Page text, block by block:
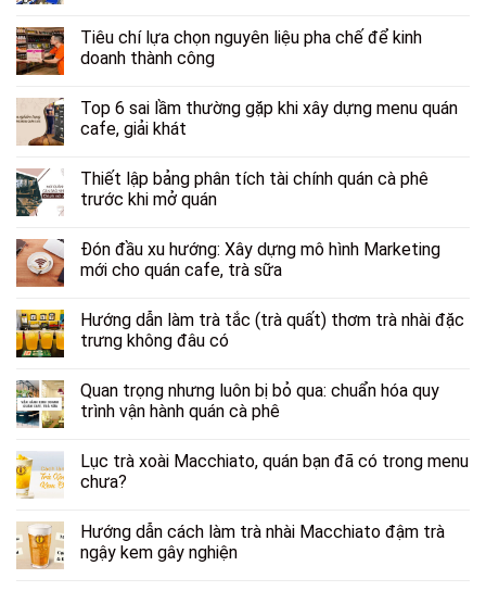
Tiêu chí lựa chọn nguyên liệu pha chế để kinh
doanh thành công
Top 6 sai lầm thường gặp khi xây dựng menu quán
cafe, giải khát
Thiết lập bảng phân tích tài chính quán cà phê
trước khi mở quán
Đón đầu xu hướng: Xây dựng mô hình Marketing
mới cho quán cafe, trà sữa
Hướng dẫn làm trà tắc (trà quất) thơm trà nhài đặc
trưng không đâu có
Quan trọng nhưng luôn bị bỏ qua: chuẩn hóa quy
trình vận hành quán cà phê
Lục trà xoài Macchiato, quán bạn đã có trong menu
chưa?
Hướng dẫn cách làm trà nhài Macchiato đậm trà
ngậy kem gây nghiện